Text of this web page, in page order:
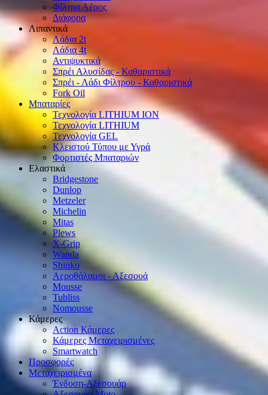
Φίλτρα Αέρος
Διάφορα
Λιπαντικά
Λάδια 2t
Λάδια 4t
Αντιψυκτικά
Σπρέι Αλυσίδας - Καθαριστικά
Σπρέι - Λάδι Φίλτρου - Καθαριστικά
Fork Oil
Μπαταρίες
Τεχνολογία LITHIUM ION
Τεχνολογία LITHIUM
Τεχνολογία GEL
Κλειστού Τύπου με Υγρά
Φορτιστές Μπαταριών
Ελαστικά
Bridgestone
Dunlop
Metzeler
Michelin
Mitas
Plews
X-Grip
Wanda
Shinko
Αεροθάλαμοι - Αξεσουά
Mousse
Tubliss
Nomousse
Κάμερες
Action Κάμερες
Κάμερες Μεταχειρισμένες
Smartwatch
Προσφορές
Μεταχειρισμένα
Ένδυση-Αξεσουάρ